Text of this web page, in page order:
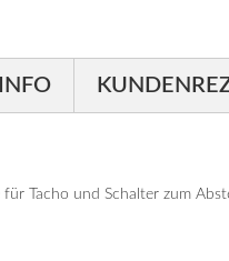
Tacho und Schalter zum